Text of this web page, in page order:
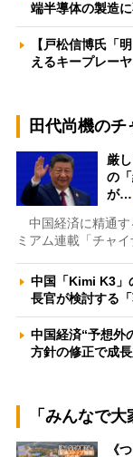
端半導体の製造
【戸松信博氏「
えるキープレー
田代尚機の
厳
の
が…
中国経済に精通す
ミアム連載「チャ
中国「Kimi K3」
長官が検討する
中国経済“予想
方針の修正で成
「みんなで
《